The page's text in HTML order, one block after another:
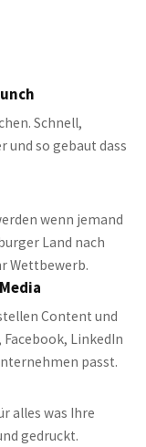
Schnell,
so gebaut dass
wenn jemand
Land nach
Wettbewerb.
Content und
LinkedIn
passt.
alles was Ihre
gedruckt.